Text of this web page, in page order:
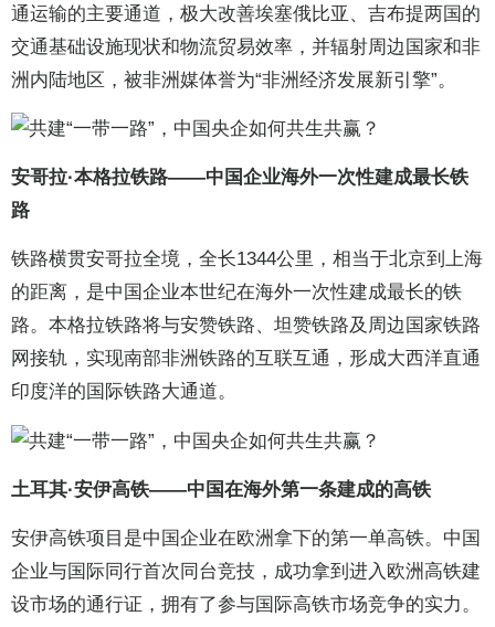
通运输的主要通道，极大改善埃塞俄比亚、吉布提两国的
交通基础设施现状和物流贸易效率，并辐射周边国家和非
洲内陆地区，被非洲媒体誉为“非洲经济发展新引擎”。
安哥拉·本格拉铁路——中国企业海外一次性建成最长铁
路
铁路横贯安哥拉全境，全长1344公里，相当于北京到上海
的距离，是中国企业本世纪在海外一次性建成最长的铁
路。本格拉铁路将与安赞铁路、坦赞铁路及周边国家铁路
网接轨，实现南部非洲铁路的互联互通，形成大西洋直通
印度洋的国际铁路大通道。
土耳其·安伊高铁——中国在海外第一条建成的高铁
安伊高铁项目是中国企业在欧洲拿下的第一单高铁。中国
企业与国际同行首次同台竞技，成功拿到进入欧洲高铁建
设市场的通行证，拥有了参与国际高铁市场竞争的实力。